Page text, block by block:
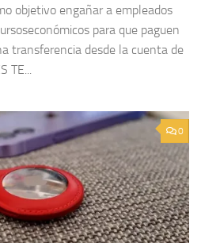
objetivo engañar a empleados
para que paguen
transferencia desde la cuenta de
0